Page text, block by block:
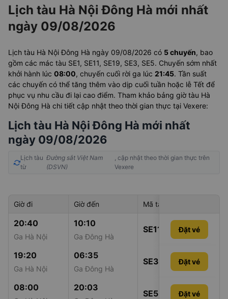
Lịch tàu Hà Nội Đông Hà mới nhất
ngày 09/08/2026
Lịch tàu Hà Nội Đông Hà ngày 09/08/2026 có 5 chuyến, bao
gồm các mác tàu SE1, SE11, SE19, SE3, SE5. Chuyến sớm nhất
khởi hành lúc 08:00, chuyến cuối rời ga lúc 21:45. Tần suất
các chuyến có thể tăng thêm vào dịp cuối tuần hoặc lễ Tết để
phục vụ nhu cầu đi lại cao điểm. Tham khảo bảng giờ tàu Hà
Nội Đông Hà chi tiết cập nhật theo thời gian thực tại Vexere:
Lịch tàu Hà Nội Đông Hà mới nhất
ngày 09/08/2026
Lịch tàu
từ
Đường sắt Việt Nam
(DSVN)
, cập nhật theo thời gian thực trên
Vexere
Giờ đi Giờ đến Mã tàu
20:40
Ga Hà Nội
10:10
Ga Đông Hà
SE11 709.000đ
Đặt vé
19:20
Ga Hà Nội
06:35
Ga Đông Hà
SE3 745.000đ
Đặt vé
08:00 20:03
SE5 802.000đ
Đặt vé